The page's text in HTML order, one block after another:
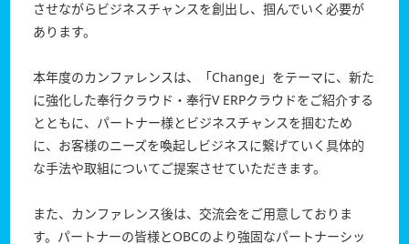
させながらビジネスチャンスを創出し、掴んでいく必要が
あります。
本年度のカンファレンスは、「Change」をテーマに、新た
に強化した奉行クラウド・奉行V ERPクラウドをご紹介する
とともに、パートナー様とビジネスチャンスを掴むため
に、お客様のニーズを喚起しビジネスに繋げていく具体的
な手法や取組についてご提案させていただきます。
また、カンファレンス後は、交流会をご用意しておりま
す。パートナーの皆様とOBCのより強固なパートナーシッ